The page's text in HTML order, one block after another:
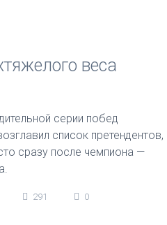
веса
серии побед
список претендентов,
сразу после чемпиона —
291 0